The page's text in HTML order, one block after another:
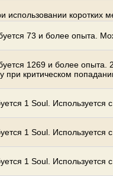
использовании коротких
73 и более опыта.
1269 и более опыта.
при критическом
1 Soul. Используется
1 Soul. Используется
1 Soul. Используется